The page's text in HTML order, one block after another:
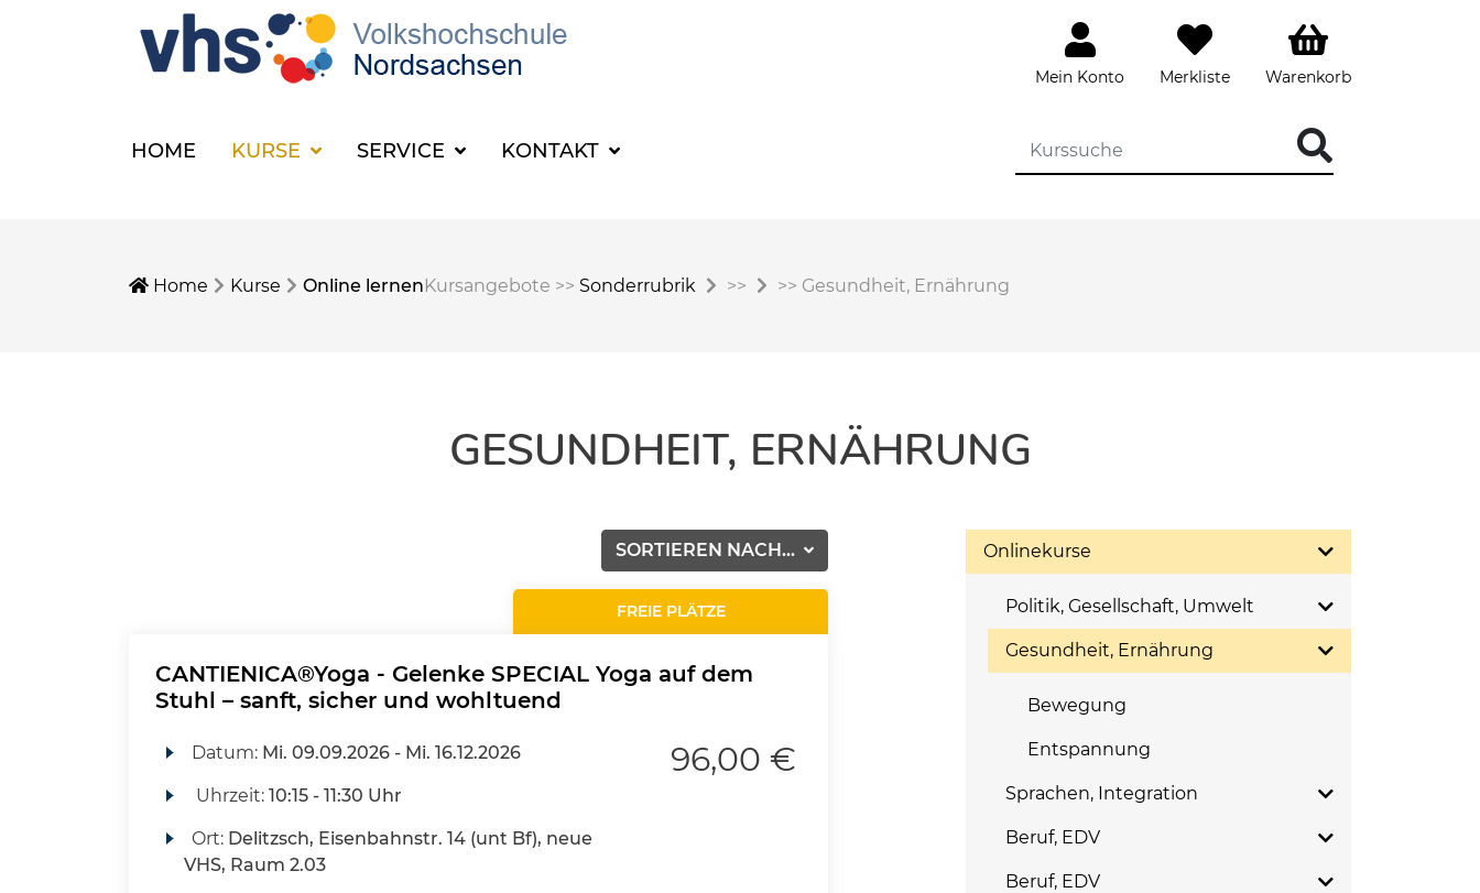
Mein Konto Merkliste Warenkorb
HOME KURSE SERVICE KONTAKT
Home Kurse Online lernenKursangebote >> Sonderrubrik >> >> Gesundheit, Ernährung
GESUNDHEIT, ERNÄHRUNG
SORTIEREN NACH...
FREIE PLÄTZE
CANTIENICA®Yoga - Gelenke SPECIAL Yoga auf dem
Stuhl – sanft, sicher und wohltuend
Datum: Mi. 09.09.2026 - Mi. 16.12.2026
Uhrzeit: 10:15 - 11:30 Uhr
Ort: Delitzsch, Eisenbahnstr. 14 (unt Bf), neue
VHS, Raum 2.03
96,00 €
Onlinekurse
Politik, Gesellschaft, Umwelt
Gesundheit, Ernährung
Bewegung
Entspannung
Sprachen, Integration
Beruf, EDV
Beruf, EDV